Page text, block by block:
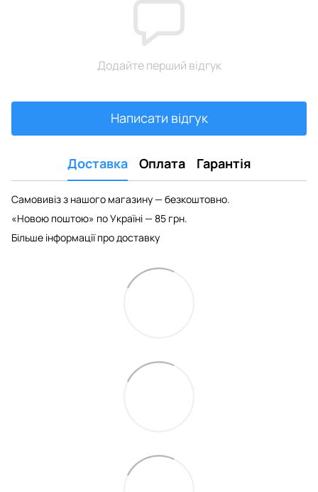
Додайте перший відгук
Написати відгук
Доставка Оплата Гарантія
Самовивіз з нашого магазину — безкоштовно.
«Новою поштою» по Україні — 85 грн.
Більше інформації про доставку